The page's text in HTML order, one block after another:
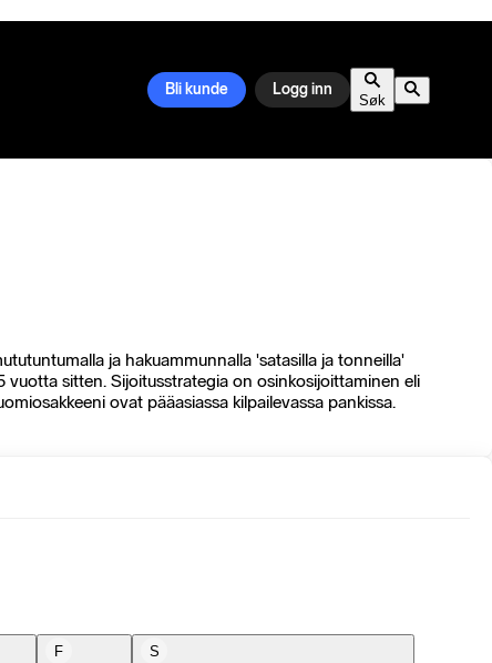
Bli kunde Logg inn
Søk
ja hakuammunnalla 'satasilla ja tonneilla'
sitten. Sijoitusstrategia on osinkosijoittaminen eli
ovat pääasiassa kilpailevassa pankissa.
F
S